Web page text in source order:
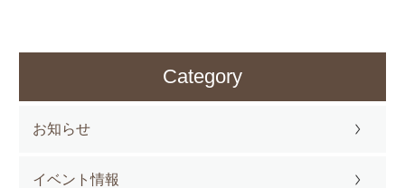
Category
お知らせ
イベント情報